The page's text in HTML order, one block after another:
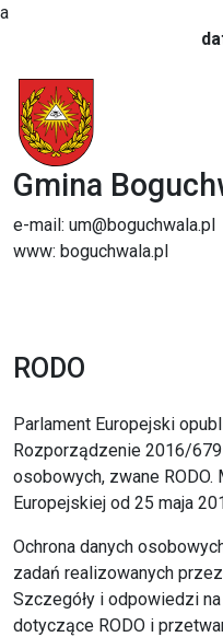
a
Gmina
e-mail: um@boguchwala.pl
www: boguchwala.pl
RODO
Parlament Europejski
Rozporządzenie 2016/
osobowych, zwane
Europejskiej od 25 maja
Ochrona danych
zadań realizowanych
Szczegóły i odpowiedzi
dotyczące RODO i